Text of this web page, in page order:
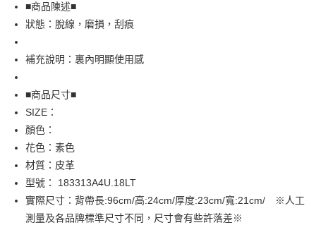
悠遊付
全盈+PAY
相關說明
AFTEE先享後付是「在收到商品之後才付款」的支付方式。 讓您購物簡單
便利好安心！
１．簡單：不需註冊會員、不需綁卡、不需儲值。
２．便利：只要手機號碼，簡訊認證，即可結帳。
３．安心：先確認商品／服務後，再付款。
【「AFTEE先享後付」結帳流程】
１．於結帳方式選擇「AFTEE先享後付」後，將跳轉至「AFTEE先享後付」
結帳頁面，進行簡訊認證並確認金額後，即可完成結帳。
運送方式
全家取貨付款
免運費
免運費
■商品陳述■
狀態：脫線，磨損，刮痕
補充說明：裏內明顯使用感
■商品尺寸■
SIZE：
顏色：
花色：素色
材質：皮革
型號： 183313A4U.18LT
實際尺寸：背帶長:96cm/高:24cm/厚度:23cm/寬:21cm/ ※人工
測量及各品牌標準尺寸不同，尺寸會有些許落差※